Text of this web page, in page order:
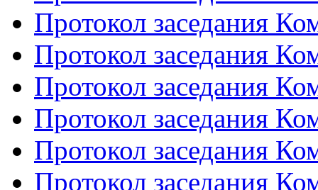
Протокол заседания
Протокол заседания
Протокол заседания
Протокол заседания
Протокол заседания
Протокол заседания